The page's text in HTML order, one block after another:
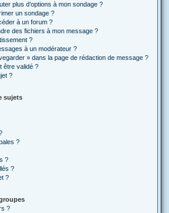
plus d’options à mon sondage ?
un sondage ?
à un forum ?
des fichiers à mon message ?
?
à un modérateur ?
» dans la page de rédaction de message ?
être validé ?
?
sujets
?
?
?
?
?